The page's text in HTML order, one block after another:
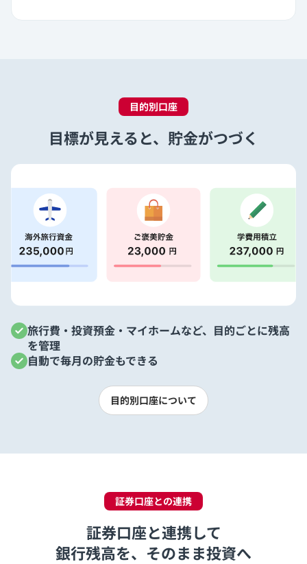
目的別口座
目標が見えると、貯金がつづく
旅行費・投資預金・マイホームなど、目的ごとに残高
を管理
自動で毎月の貯金もできる
目的別口座について
証券口座との連携
証券口座と連携して
銀行残高を、そのまま投資へ